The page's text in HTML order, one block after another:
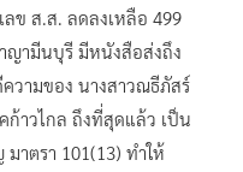
ข ส.ส. ลดลงเหลือ 499
ญามีนบุรี มีหนังสือส่งถึง
วามของ นางสาวณธีภัสร์
าวไกล ถึงที่สุดแล้ว เป็น
าตรา 101(13) ทำให้